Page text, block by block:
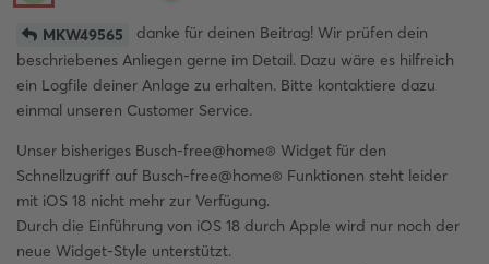
MKW49565
danke für deinen Beitrag! Wir prüfen dein
beschriebenes Anliegen gerne im Detail. Dazu wäre es hilfreich
ein Logfile deiner Anlage zu erhalten. Bitte kontaktiere dazu
einmal unseren Customer Service.
Unser bisheriges Busch-free@home® Widget für den
Schnellzugriff auf Busch-free@home® Funktionen steht leider
mit iOS 18 nicht mehr zur Verfügung.
Durch die Einführung von iOS 18 durch Apple wird nur noch der
neue Widget-Style unterstützt.